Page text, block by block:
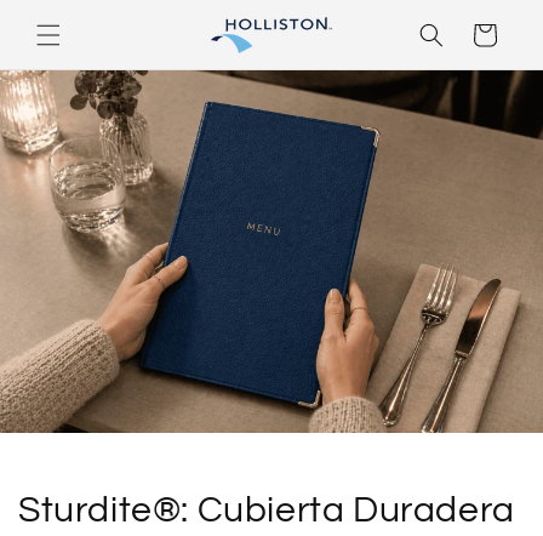
directamente
al contenido
Carrito
Sturdite®: Cubierta Duradera